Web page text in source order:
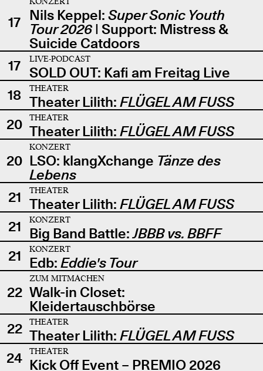
17 Nils Keppel: Super Sonic Youth
Tour 2026| Support: Mistress &
Suicide Catdoors
17
LIVE-PODCAST
SOLD OUT: Kafi am Freitag Live
18
THEATER
Theater Lilith: FLÜGEL AM FUSS
20
THEATER
Theater Lilith: FLÜGEL AM FUSS
20
KONZERT
LSO: klangXchange Tänze des
Lebens
21
THEATER
Theater Lilith: FLÜGEL AM FUSS
21
KONZERT
Big Band Battle:JBBB vs. BBFF
21
KONZERT
Edb: Eddie's Tour
22
ZUM MITMACHEN
Walk-in Closet:
Kleidertauschbörse
22
THEATER
Theater Lilith: FLÜGEL AM FUSS
24
THEATER
Kick Off Event – PREMIO 2026